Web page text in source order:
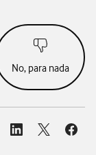
No, para nada
ventana para
Abrir ventana
Abrir Abrir